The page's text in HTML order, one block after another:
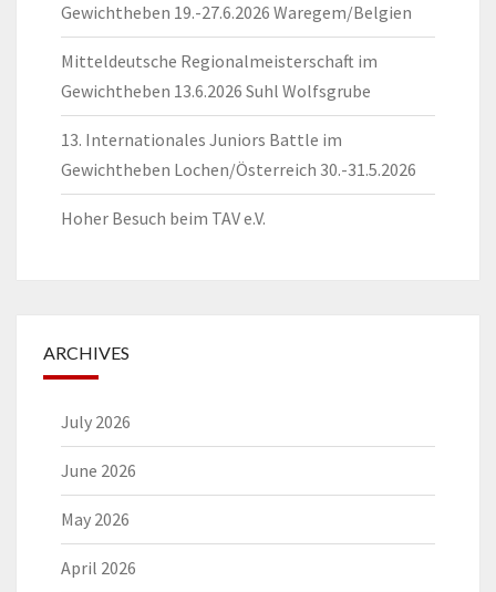
Gewichtheben 19.-27.6.2026 Waregem/Belgien
Mitteldeutsche Regionalmeisterschaft im
Gewichtheben 13.6.2026 Suhl Wolfsgrube
13. Internationales Juniors Battle im
Gewichtheben Lochen/Österreich 30.-31.5.2026
Hoher Besuch beim TAV e.V.
ARCHIVES
July 2026
June 2026
May 2026
April 2026